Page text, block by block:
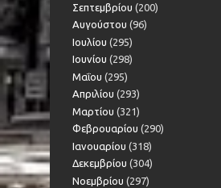
Σεπτεμβρίου (200)
Αυγούστου (96)
Ιουλίου (295)
Ιουνίου (298)
Μαΐου (295)
Απριλίου (293)
Μαρτίου (321)
Φεβρουαρίου (290)
Ιανουαρίου (318)
Δεκεμβρίου (304)
Νοεμβρίου (297)